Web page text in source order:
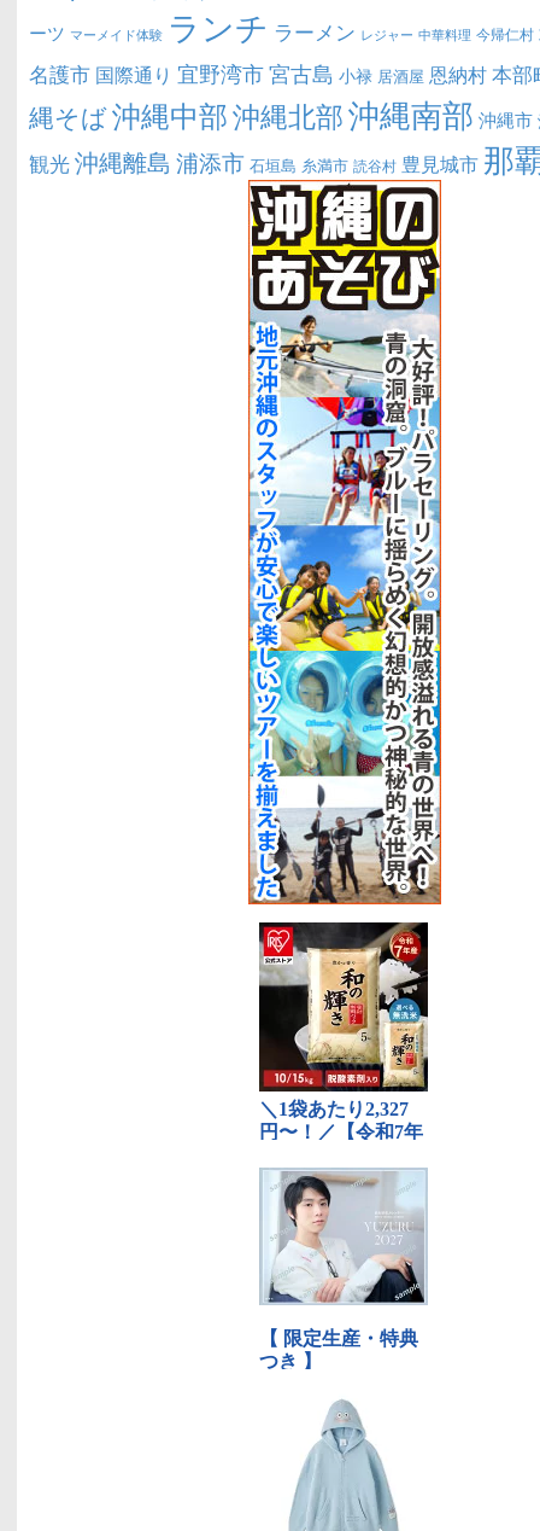
ーツ マーメイド体験 ランチ ラーメン レジャー 中華料理 今帰仁村
名護市 国際通り 宜野湾市宮古島 小禄 居酒屋 恩納村本部
縄そば沖縄中部沖縄北部沖縄南部 沖縄市
観光沖縄離島 浦添市 石垣島 糸満市 読谷村 豊見城市 那